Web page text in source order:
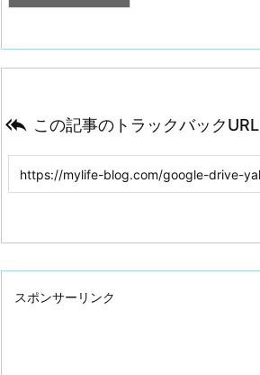
 この記事のトラックバックURL
スポンサーリンク